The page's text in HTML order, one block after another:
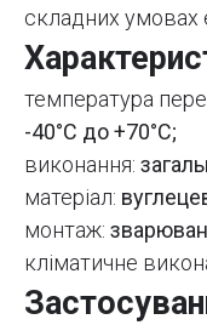
складних умовах
температура
-40°C до +70°C;
виконання:
матеріал:
монтаж:
кліматичне